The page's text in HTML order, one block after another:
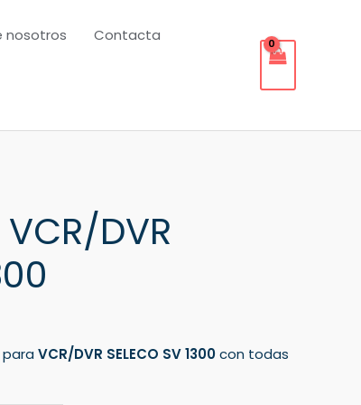
nosotros Contacta
DVR
VCR/DVR SELECO SV 1300con todas